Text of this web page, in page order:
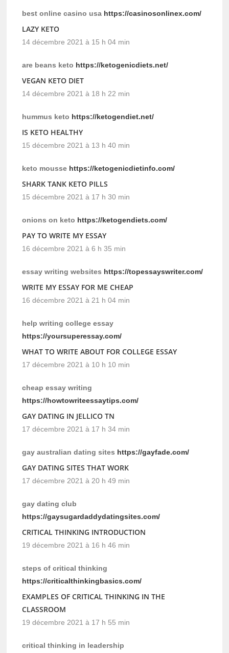
best online casino usa https://casinosonlinex.com/
LAZY KETO
14 décembre 2021 à 15 h 04 min
are beans keto https://ketogenicdiets.net/
VEGAN KETO DIET
14 décembre 2021 à 18 h 22 min
hummus keto https://ketogendiet.net/
IS KETO HEALTHY
15 décembre 2021 à 13 h 40 min
keto mousse https://ketogenicdietinfo.com/
SHARK TANK KETO PILLS
15 décembre 2021 à 17 h 30 min
onions on keto https://ketogendiets.com/
PAY TO WRITE MY ESSAY
16 décembre 2021 à 6 h 35 min
essay writing websites https://topessayswriter.com/
WRITE MY ESSAY FOR ME CHEAP
16 décembre 2021 à 21 h 04 min
help writing college essay
https://yoursuperessay.com/
WHAT TO WRITE ABOUT FOR COLLEGE ESSAY
17 décembre 2021 à 10 h 10 min
cheap essay writing
https://howtowriteessaytips.com/
GAY DATING IN JELLICO TN
17 décembre 2021 à 17 h 34 min
gay australian dating sites https://gayfade.com/
GAY DATING SITES THAT WORK
17 décembre 2021 à 20 h 49 min
gay dating club
https://gaysugardaddydatingsites.com/
CRITICAL THINKING INTRODUCTION
19 décembre 2021 à 16 h 46 min
steps of critical thinking
https://criticalthinkingbasics.com/
EXAMPLES OF CRITICAL THINKING IN THE
CLASSROOM
19 décembre 2021 à 17 h 55 min
critical thinking in leadership